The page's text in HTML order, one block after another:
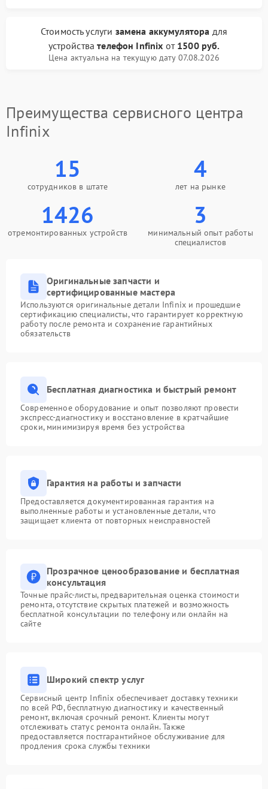
Стоимость услуги замена аккумулятора для
устройствателефон Infinix от 1500 руб.
Цена актуальна на текущую дату 07.08.2026
Преимущества сервисного центра
Infinix
15
сотрудников в штате
4
лет на рынке
1426
отремонтированных устройств
3
минимальный опыт работы
специалистов
Оригинальные запчасти и
сертифицированные мастера
Используются оригинальные детали Infinix и прошедшие
сертификацию специалисты, что гарантирует корректную
работу после ремонта и сохранение гарантийных
обязательств
Бесплатная диагностика и быстрый ремонт
Современное оборудование и опыт позволяют провести
экспресс-диагностику и восстановление в кратчайшие
сроки, минимизируя время без устройства
Гарантия на работы и запчасти
Предоставляется документированная гарантия на
выполненные работы и установленные детали, что
защищает клиента от повторных неисправностей
Прозрачное ценообразование и бесплатная
консультация
Точные прайс-листы, предварительная оценка стоимости
ремонта, отсутствие скрытых платежей и возможность
бесплатной консультации по телефону или онлайн на
сайте
Широкий спектр услуг
Сервисный центр Infinix обеспечивает доставку техники
по всей РФ, бесплатную диагностику и качественный
ремонт, включая срочный ремонт. Клиенты могут
отслеживать статус ремонта онлайн. Также
предоставляется постгарантийное обслуживание для
продления срока службы техники